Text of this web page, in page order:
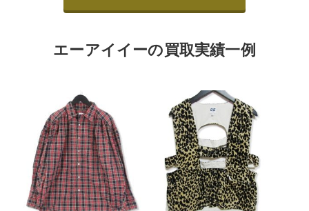
エーアイイーの買取実績一例